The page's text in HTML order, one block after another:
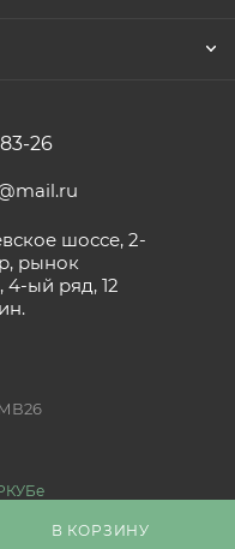
В КОРЗИНУ
26
шоссе, 2-
рынок
ый ряд, 12